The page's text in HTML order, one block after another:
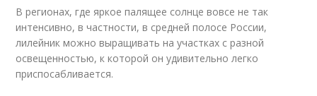
В регионах, где яркое палящее солнце вовсе не так
интенсивно, в частности, в средней полосе России,
лилейник можно выращивать на участках с разной
освещенностью, к которой он удивительно легко
приспосабливается.